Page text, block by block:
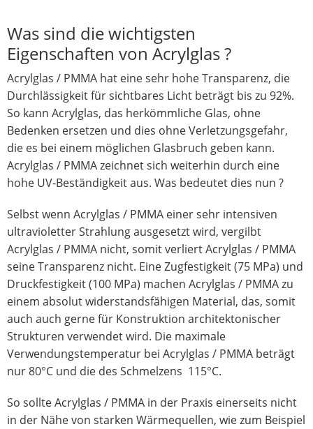
Was sind die wichtigsten
Eigenschaften von Acrylglas ?
Acrylglas / PMMA hat eine sehr hohe Transparenz, die
Durchlässigkeit für sichtbares Licht beträgt bis zu 92%.
So kann Acrylglas, das herkömmliche Glas, ohne
Bedenken ersetzen und dies ohne Verletzungsgefahr,
die es bei einem möglichen Glasbruch geben kann.
Acrylglas / PMMA zeichnet sich weiterhin durch eine
hohe UV-Beständigkeit aus. Was bedeutet dies nun ?
Selbst wenn Acrylglas / PMMA einer sehr intensiven
ultravioletter Strahlung ausgesetzt wird, vergilbt
Acrylglas / PMMA nicht, somit verliert Acrylglas / PMMA
seine Transparenz nicht. Eine Zugfestigkeit (75 MPa) und
Druckfestigkeit (100 MPa) machen Acrylglas / PMMA zu
einem absolut widerstandsfähigen Material, das, somit
auch auch gerne für Konstruktion architektonischer
Strukturen verwendet wird. Die maximale
Verwendungstemperatur bei Acrylglas / PMMA beträgt
nur 80°C und die des Schmelzens 115°C.
So sollte Acrylglas / PMMA in der Praxis einerseits nicht
in der Nähe von starken Wärmequellen, wie zum Beispiel